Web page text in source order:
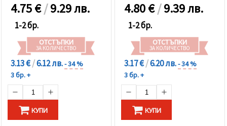
4.75€/9.29 лв.
1-2 бр.
ОТСТЪПКИ
ЗА КОЛИЧЕСТВО
3.13 €/6.12 лв.- 34 %
3 бр. +
КУПИ
4.80€/9.39 лв.
1-2 бр.
ОТСТЪПКИ
ЗА КОЛИЧЕСТВО
3.17 €/6.20 лв.- 34 %
3 бр. +
КУПИ